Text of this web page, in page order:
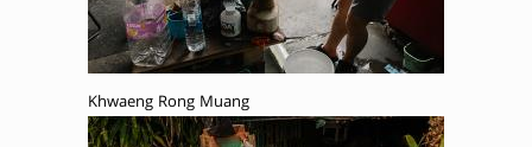
Khwaeng Rong Muang